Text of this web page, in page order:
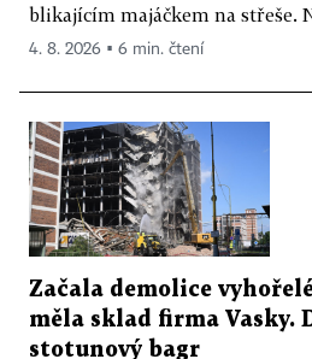
blikajícím majáčkem na střeše.
4. 8. 2026 ▪ 6 min. čtení
Začala demolice
měla sklad firma Vasky.
stotunový bagr